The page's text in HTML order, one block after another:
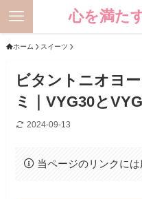
心を満た
ホーム スイーツ
ビタントニオヨ
ミ｜VYG30と
2024-09-13
当ページのリンクには